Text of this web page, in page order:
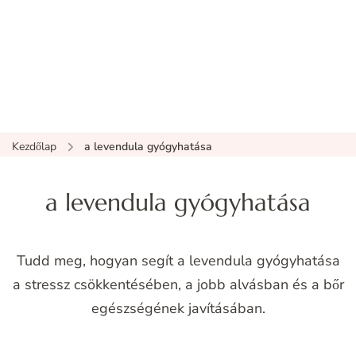
Kezdőlap a levendula gyógyhatása
a levendula gyógyhatása
Tudd meg, hogyan segít a levendula gyógyhatása
a stressz csökkentésében, a jobb alvásban és a bőr
egészségének javításában.